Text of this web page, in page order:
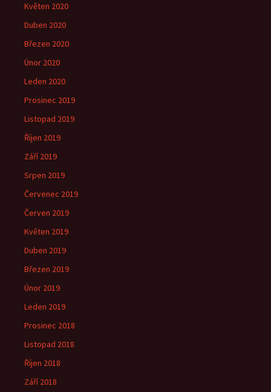
Květen 2020
Duben 2020
Březen 2020
Únor 2020
Leden 2020
Prosinec 2019
Listopad 2019
Říjen 2019
Září 2019
Srpen 2019
Červenec 2019
Červen 2019
Květen 2019
Duben 2019
Březen 2019
Únor 2019
Leden 2019
Prosinec 2018
Listopad 2018
Říjen 2018
Září 2018